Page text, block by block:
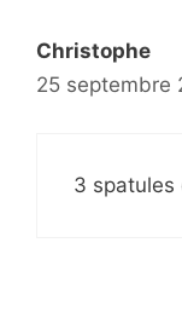
Christophe
25 septembre
3 spatules